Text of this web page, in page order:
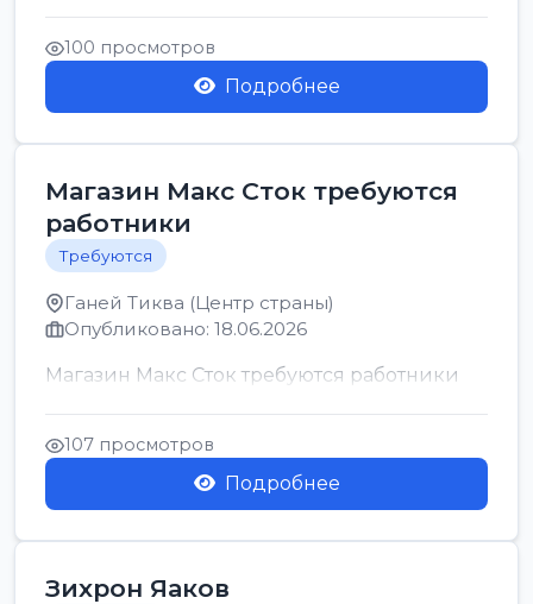
позицию возможна дом...
100 просмотров
Подробнее
Магазин Макс Сток требуются
работники
Требуются
Ганей Тиква (Центр страны)
Опубликовано: 18.06.2026
Магазин Макс Сток требуются работники
107 просмотров
Подробнее
Зихрон Яаков